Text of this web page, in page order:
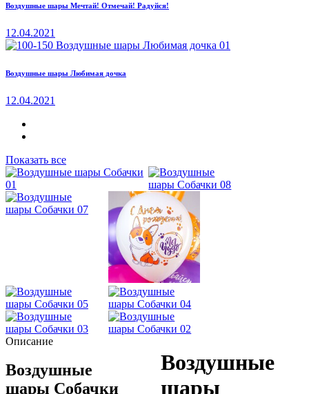
Воздушные шары Мечтай! Отмечай! Радуйся!
12.04.2021
Воздушные шары Любимая дочка
12.04.2021
Показать все
Воздушные
шары
Описание
Воздушные
шары Собачки